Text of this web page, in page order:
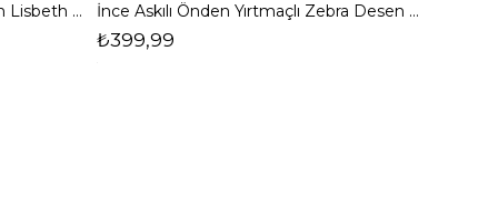
İnce Askılı Önden Yırtmaçlı Uzun Lisbeth Kadın Beyaz Elbise 22K000581 İnce Askılı Önden Yırtmaçlı Zebra Desen Citlali Kadın Renkli Elbise 22Y000068
₺399,99